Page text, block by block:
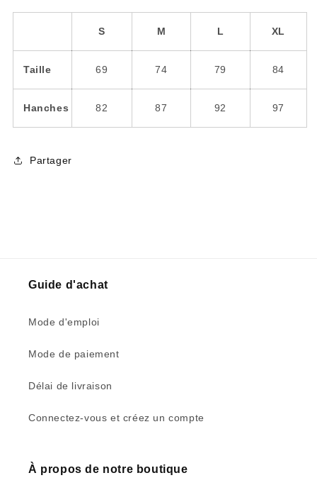
S M L XL
Taille 69 74 79 84
Hanches 82 87 92 97
Partager
Guide d'achat
Mode d'emploi
Mode de paiement
Délai de livraison
Connectez-vous et créez un compte
À propos de notre boutique